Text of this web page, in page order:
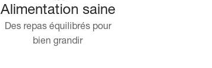
Alimentation saine
Des repas équilibrés pour
bien grandir